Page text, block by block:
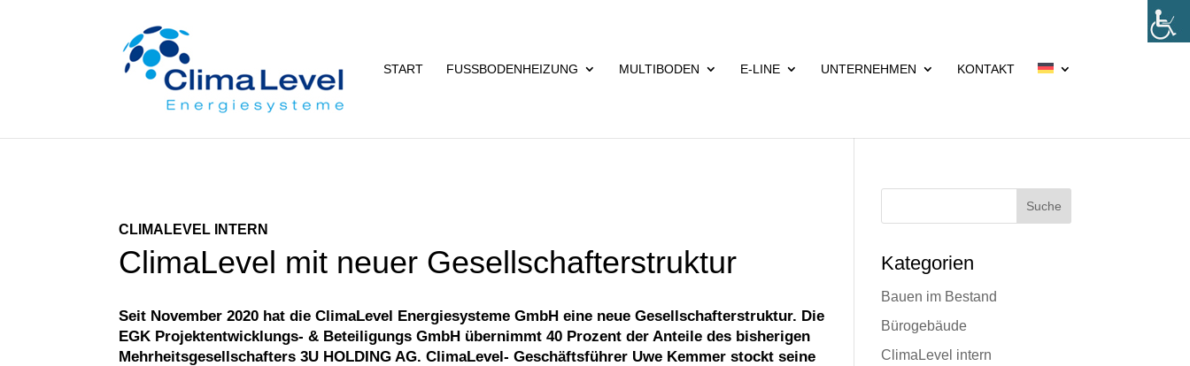
START FUSSBODENHEIZUNG MULTIBODEN E-LINE UNTERNEHMEN KONTAKT
CLIMALEVEL INTERN
ClimaLevel mit neuer Gesellschafterstruktur
Seit November 2020 hat die ClimaLevel Energiesysteme GmbH eine neue Gesellschafterstruktur. Die
EGK Projektentwicklungs- & Beteiligungs GmbH übernimmt 40 Prozent der Anteile des bisherigen
Mehrheitsgesellschafters 3U HOLDING AG. ClimaLevel- Geschäftsführer Uwe Kemmer stockt seine
Suche
Kategorien
Bauen im Bestand
Bürogebäude
ClimaLevel intern